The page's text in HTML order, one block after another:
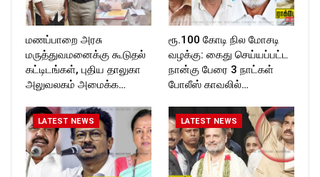
மணப்பாறை அரசு
மருத்துவமனைக்கு கூடுதல்
கட்டிடங்கள், புதிய தாலுகா
அலுவலகம் அமைக்க…
ரூ.100 கோடி நில மோசடி
வழக்கு: கைது செய்யப்பட்ட
நான்கு பேரை 3 நாட்கள்
போலீஸ் காவலில்…
LATEST NEWS LATEST NEWS